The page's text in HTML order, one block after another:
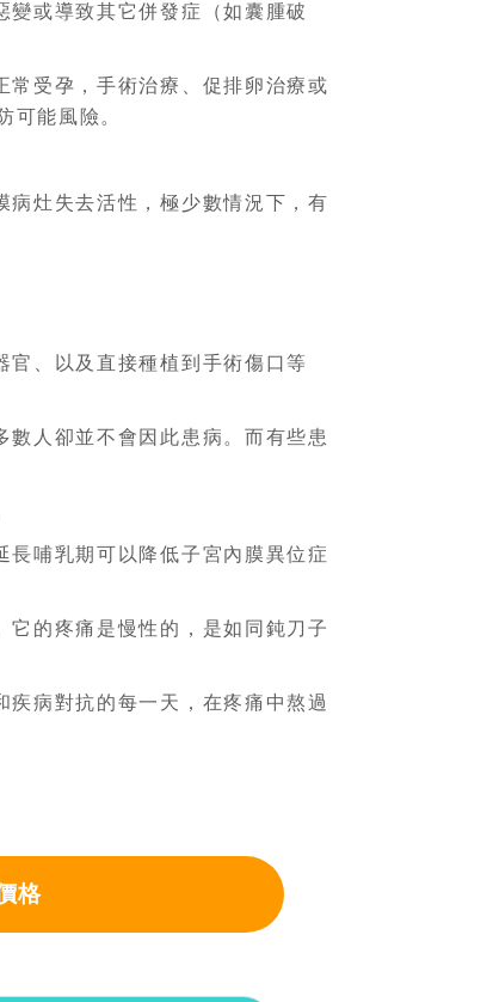
或導致其它併發症（如囊腫破
常受孕，手術治療、促排卵治療或
可能風險。
病灶失去活性，極少數情況下，有
官、以及直接種植到手術傷口等
人卻並不會因此患病。而有些患
長哺乳期可以降低子宮內膜異位症
的疼痛是慢性的，是如同鈍刀子
病對抗的每一天，在疼痛中熬過
格